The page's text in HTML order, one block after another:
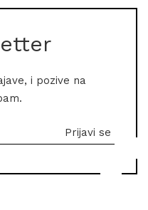
i pozive na